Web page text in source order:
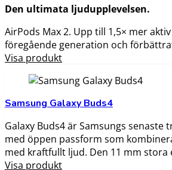
Den ultimata ljudupplevelsen.
AirPods Max 2. Upp till 1,5× mer
föregående generation och
det här är den ultimata
hörlurar.
Visa produkt
Samsung Galaxy Buds4
Galaxy Buds4 är Samsungs
med öppen passform som
med kraftfullt ljud. Den 11 mm stora
Hi-Fi-ljud med stöd för 24-bitars
Visa produkt